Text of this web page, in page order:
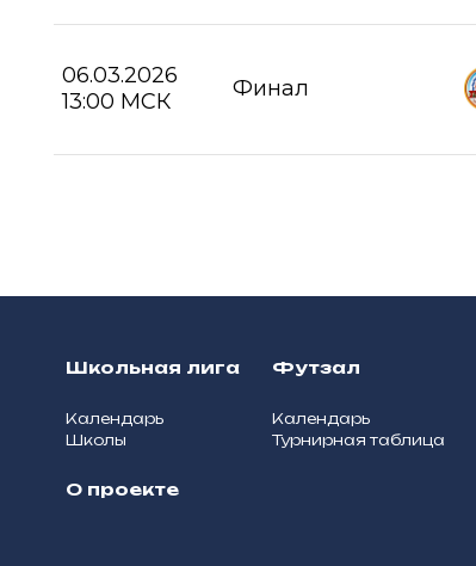
06.03.2026
13:00 МСК
Финал
Школьная лига
Календарь
Школы
Футзал
Календарь
Турнирная таблица
О проекте